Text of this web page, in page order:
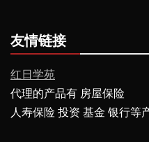
友情链接
红日学苑
代理的产品有 房屋保险
人寿保险 投资 基金 银行等